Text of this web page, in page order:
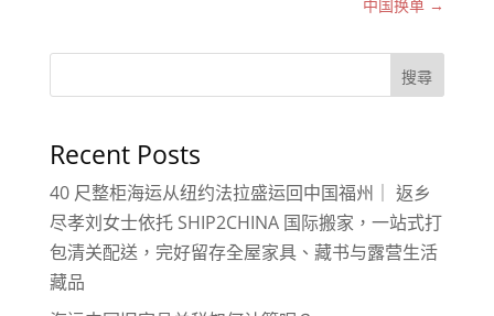
中国换单 →
搜尋
Recent Posts
40 尺整柜海运从纽约法拉盛运回中国福州｜ 返乡
尽孝刘女士依托 SHIP2CHINA 国际搬家，一站式打
包清关配送，完好留存全屋家具、藏书与露营生活
藏品